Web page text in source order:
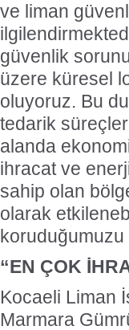
ve liman
güvenlik
üzere küresel
oluyoruz. Bu
tedarik
alanda
ihracat ve
sahip olan
olarak
koruduğumuzu
“EN ÇOK
Kocaeli Liman
Marmara